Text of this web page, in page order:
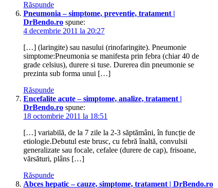
Răspunde
Pneumonia – simptome, preventie, tratament |
DrBendo.ro spune:
4 decembrie 2011 la 20:27
[…] (laringite) sau nasului (rinofaringite). Pneumonie
simptome:Pneumonia se manifesta prin febra (chiar 40 de
grade celsius), durere si tuse. Durerea din pneumonie se
prezinta sub forma unui […]
Răspunde
Encefalite acute – simptome, analize, tratament |
DrBendo.ro spune:
18 octombrie 2011 la 18:51
[…] variabilă, de la 7 zile la 2-3 săptămâni, în funcție de
etiologie.Debutul este brusc, cu febră înaltă, convulsii
generalizate sau focale, cefalee (durere de cap), frisoane,
vărsături, plâns […]
Răspunde
Abces hepatic – cauze, simptome, tratament | DrBendo.ro